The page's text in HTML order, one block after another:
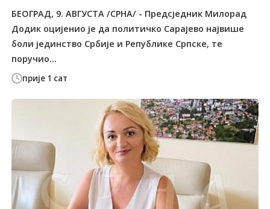
прије 1 сат
БЕОГРАД, 9. АВГУСТА /СРНА/ - Предсједник Милорад
Додик оцијенио је да политичко Сарајево највише
боли јединство Србије и Републике Српске, те
поручио...